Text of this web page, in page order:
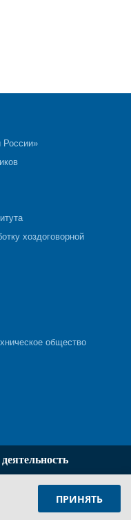
России»
хоздоговорной
общество
ПРИНЯТЬ